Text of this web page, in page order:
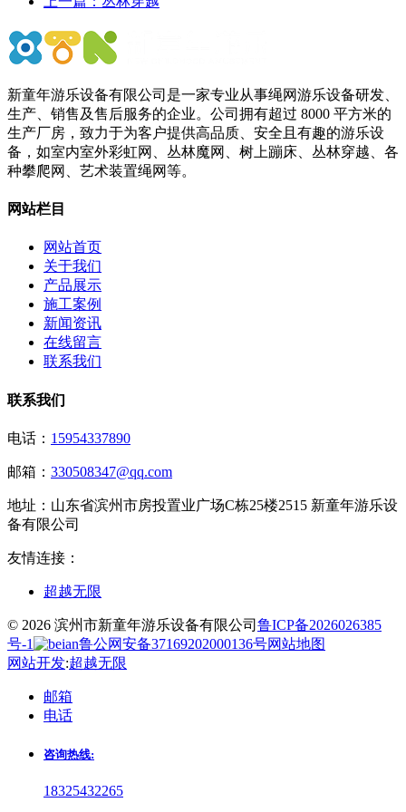
新童年游乐设备有限公司是一家专业从事绳网游乐设备研发、
生产、销售及售后服务的企业。公司拥有超过 8000 平方米的
生产厂房，致力于为客户提供高品质、安全且有趣的游乐设
备，如室内室外彩虹网、丛林魔网、树上蹦床、丛林穿越、各
种攀爬网、艺术装置绳网等。
网站栏目
网站首页
关于我们
产品展示
施工案例
新闻资讯
在线留言
联系我们
联系我们
电话： 15954337890
邮箱： 330508347@qq.com
地址： 山东省滨州市房投置业广场C栋25楼2515 新童年游乐设
备有限公司
友情连接：
超越无限
© 2026 滨州市新童年游乐设备有限公司 鲁ICP备2026026385
号-1
鲁公网安备37169202000136号网站地图
网站开发:超越无限
邮箱
电话
咨询热线:
18325432265